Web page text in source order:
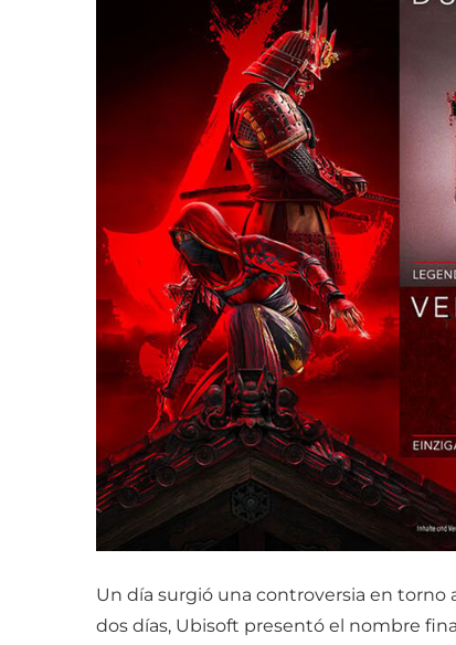
Un día surgió una controversia en torno
dos días, Ubisoft presentó el nombre